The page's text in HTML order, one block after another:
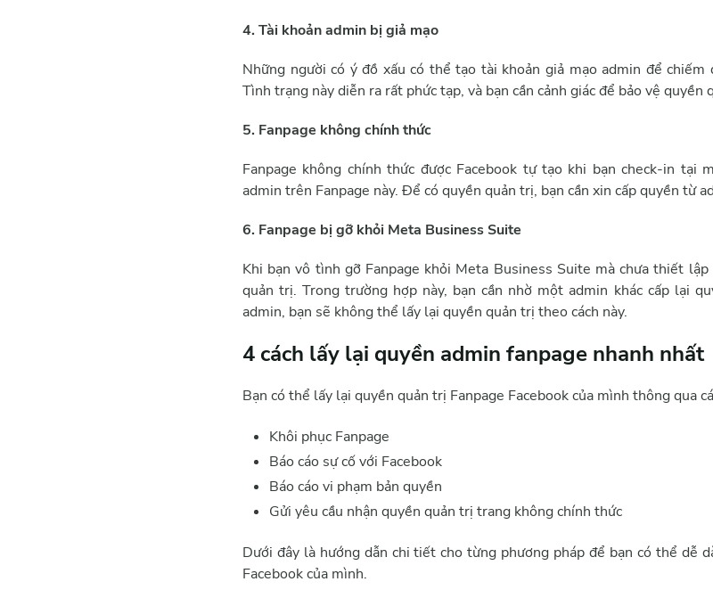
4. Tài khoản admin bị giả mạo
Những người có ý đồ xấu có thể tạo tài khoản giả mạo admin để chiếm
Tình trạng này diễn ra rất phức tạp, và bạn cần cảnh giác để bảo vệ quyền
5. Fanpage không chính thức
Fanpage không chính thức được Facebook tự tạo khi bạn check-in tại
admin trên Fanpage này. Để có quyền quản trị, bạn cần xin cấp quyền từ
6. Fanpage bị gỡ khỏi Meta Business Suite
Khi bạn vô tình gỡ Fanpage khỏi Meta Business Suite mà chưa thiết
quản trị. Trong trường hợp này, bạn cần nhờ một admin khác cấp lại
admin, bạn sẽ không thể lấy lại quyền quản trị theo cách này.
4 cách lấy lại quyền admin fanpage nhanh nhất
Bạn có thể lấy lại quyền quản trị Fanpage Facebook của mình thông qua
Khôi phục Fanpage
Báo cáo sự cố với Facebook
Báo cáo vi phạm bản quyền
Gửi yêu cầu nhận quyền quản trị trang không chính thức
Dưới đây là hướng dẫn chi tiết cho từng phương pháp để bạn có thể dễ
Facebook của mình.